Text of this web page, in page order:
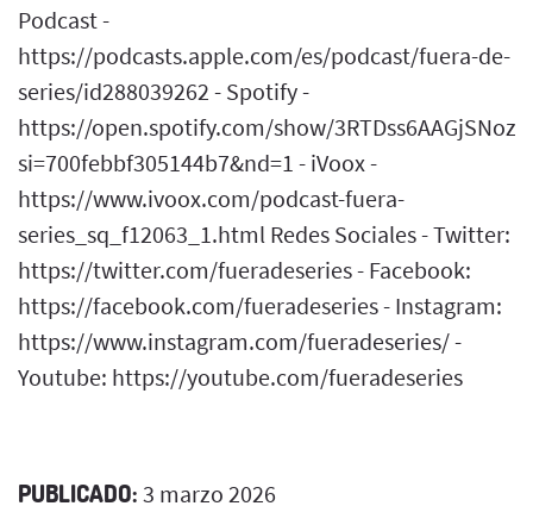
Podcast -
https://podcasts.apple.com/es/podcast/fuera-de-
series/id288039262 - Spotify -
https://open.spotify.com/show/
si=700febbf305144b7&nd=1 - iVoox -
https://www.ivoox.com/podcast-fuera-
series_sq_f12063_1.html Redes Sociales - Twitter:
https://twitter.com/fueradeseries - Facebook:
https://facebook.com/fueradeseries - Instagram:
https://www.instagram.com/fueradeseries/ -
Youtube: https://youtube.com/fueradeseries
PUBLICADO: 3 marzo 2026